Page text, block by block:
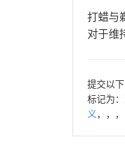
打蜡与
对于维
提交以下
标记为：
义，，，